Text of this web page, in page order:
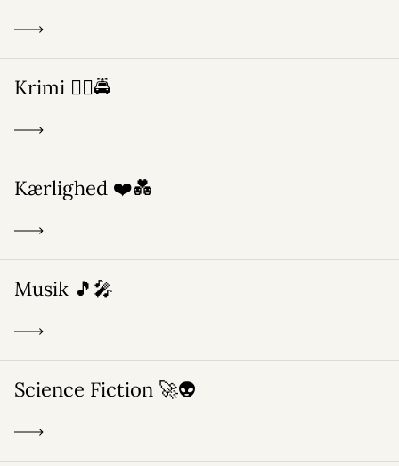
Krimi 🕵️‍♂️🚔
Kærlighed ❤️💑
Musik 🎵🎤
Science Fiction 🚀👽